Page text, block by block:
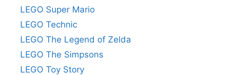
LEGO Super Mario
LEGO Technic
LEGO The Legend of Zelda
LEGO The Simpsons
LEGO Toy Story